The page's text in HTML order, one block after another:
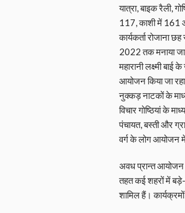
यात्रा, बाइक रैली,
117, काशी में 161
कार्यकर्ता
2022 तक मनाया जा
महारानी लक्ष्मी
आयोजन किया जा
नुक्कड़ नाटकों के
विचार गोष्ठियां के
पंचायत, बस्ती और
वर्ग के लोग आयोजन
अवध प्रान्त आयोजन
तहत कई शहरों में
शामिल हैं।